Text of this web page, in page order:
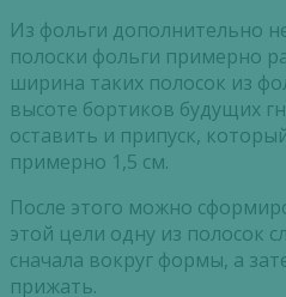
Из фольги дополнительно
полоски фольги примерно
ширина таких полосок из
высоте бортиков будущих
оставить и припуск,
примерно 1,5 см.
После этого можно
этой цели одну из полосок
сначала вокруг формы, а
прижать.